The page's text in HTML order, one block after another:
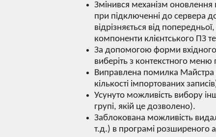
Змінився механізм оновлення
при підключенні до сервера
відрізняється від
компоненти клієнтського ПЗ
За допомогою форми
виберіть з контекстного
Виправлена ​​помилка Майстра
кількості імпортованих
Усунуто можливість вибору
групі, якій це дозволено).
Заблокована можливість
т.д.) в програмі розширеного